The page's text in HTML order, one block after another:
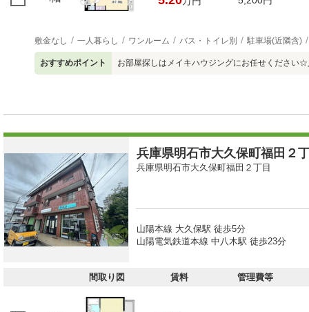
敷金なし 一人暮らし ワンルーム バス・トイレ別 駐車場(近隣含)
おすすめポイント お部屋探しはメイキハウジングにお任せください
兵庫県明石市大久保町福田２
兵庫県明石市大久保町福田２丁目
山陽本線 大久保駅 徒歩5分
山陽電気鉄道本線 中八木駅 徒歩23分
間取り図 賃料 管理費等